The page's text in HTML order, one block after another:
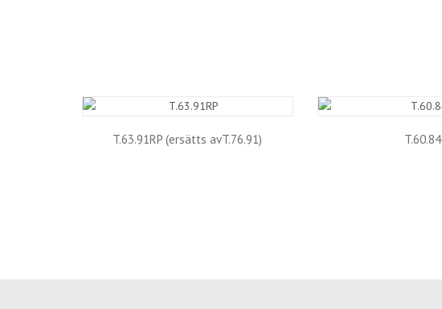
T.63.91RP (ersätts avT.76.91) T.60.84